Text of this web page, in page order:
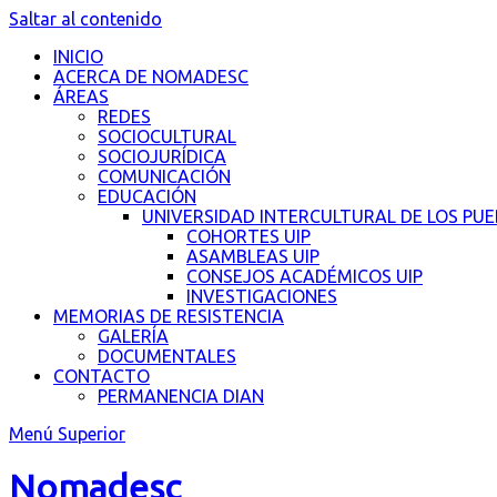
Saltar al contenido
INICIO
ACERCA DE NOMADESC
ÁREAS
REDES
SOCIOCULTURAL
SOCIOJURÍDICA
COMUNICACIÓN
EDUCACIÓN
UNIVERSIDAD INTERCULTURAL DE LOS
COHORTES UIP
ASAMBLEAS UIP
CONSEJOS ACADÉMICOS UIP
INVESTIGACIONES
MEMORIAS DE RESISTENCIA
GALERÍA
DOCUMENTALES
CONTACTO
PERMANENCIA DIAN
Menú Superior
Nomadesc